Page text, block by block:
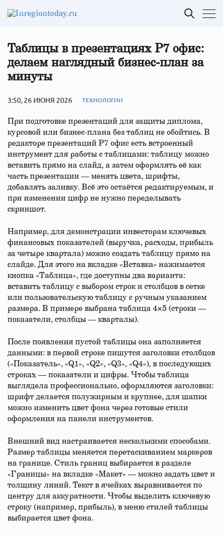
Таблицы в презентациях Р7 офис:
делаем наглядный бизнес-план за
минуты
3:50, 26 ИЮНЯ 2026 ТЕХНОЛОГИИ
При подготовке презентаций для защиты диплома,
курсовой или бизнес-плана без таблиц не обойтись. В
редакторе презентаций Р7 офис есть встроенный
инструмент для работы с таблицами: таблицу можно
вставить прямо на слайд, а затем оформлять её как
часть презентации — менять цвета, шрифты,
добавлять заливку. Всё это остаётся редактируемым, и
при изменении цифр не нужно переделывать
скриншот.
Например, для демонстрации инвесторам ключевых
финансовых показателей (выручка, расходы, прибыль
за четыре квартала) можно создать таблицу прямо на
слайде. Для этого на вкладке «Вставка» нажимается
кнопка «Таблица», где доступны два варианта:
вставить таблицу с выбором строк и столбцов в сетке
или пользовательскую таблицу с ручным указанием
размера. В примере выбрана таблица 4×5 (строки —
показатели, столбцы — кварталы).
После появления пустой таблицы она заполняется
данными: в первой строке пишутся заголовки столбцов
(«Показатель», «Q1», «Q2», «Q3», «Q4»), в последующих
строках — показатели и цифры. Чтобы таблица
выглядела профессионально, оформляются заголовки:
шрифт делается полужирным и крупнее, для шапки
можно изменить цвет фона через готовые стили
оформления на панели инструментов.
Внешний вид настраивается несколькими способами.
Размер таблицы меняется перетаскиванием маркеров
на границе. Стиль границ выбирается в разделе
«Границы» на вкладке «Макет» — можно задать цвет и
толщину линий. Текст в ячейках выравнивается по
центру для аккуратности. Чтобы выделить ключевую
строку (например, прибыль), в меню стилей таблицы
выбирается цвет фона.